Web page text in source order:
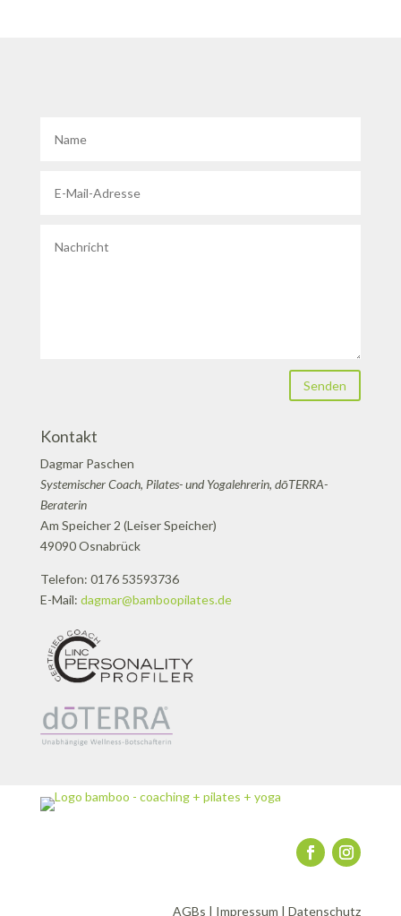
Senden
Kontakt
Dagmar Paschen
Systemischer Coach, Pilates- und Yogalehrerin, dōTERRA-
Beraterin
Am Speicher 2 (Leiser Speicher)
49090 Osnabrück
Telefon: 0176 53593736
E-Mail: dagmar@bamboopilates.de
AGBs | Impressum |Datenschutz